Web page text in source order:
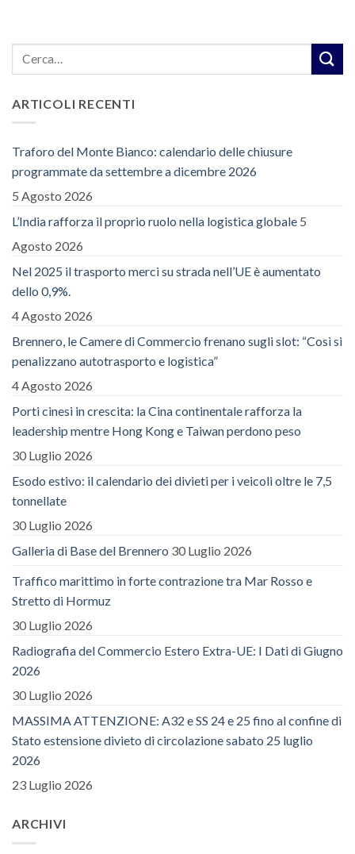
ARTICOLI RECENTI
Traforo del Monte Bianco: calendario delle chiusure
programmate da settembre a dicembre 2026
5 Agosto 2026
L’India rafforza il proprio ruolo nella logistica globale 5
Agosto 2026
Nel 2025 il trasporto merci su strada nell’UE è aumentato
dello 0,9%.
4 Agosto 2026
Brennero, le Camere di Commercio frenano sugli slot: “Così si
penalizzano autotrasporto e logistica”
4 Agosto 2026
Porti cinesi in crescita: la Cina continentale rafforza la
leadership mentre Hong Kong e Taiwan perdono peso
30 Luglio 2026
Esodo estivo: il calendario dei divieti per i veicoli oltre le 7,5
tonnellate
30 Luglio 2026
Galleria di Base del Brennero 30 Luglio 2026
Traffico marittimo in forte contrazione tra Mar Rosso e
Stretto di Hormuz
30 Luglio 2026
Radiografia del Commercio Estero Extra-UE: I Dati di Giugno
2026
30 Luglio 2026
MASSIMA ATTENZIONE: A32 e SS 24 e 25 fino al confine di
Stato estensione divieto di circolazione sabato 25 luglio
2026
23 Luglio 2026
ARCHIVI